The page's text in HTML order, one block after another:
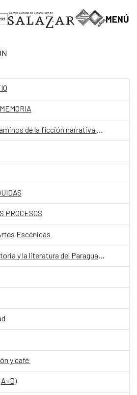
MENÚ
“Reencuentros” y “Caminos de la ficción narrativa paraguaya (de 1544 a 1960)”
PROCESOS
Escénicas
y café